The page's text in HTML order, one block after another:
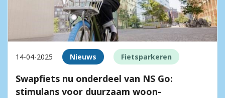
14-04-2025 Nieuws Fietsparkeren
Swapfiets nu onderdeel van NS Go:
stimulans voor duurzaam woon-